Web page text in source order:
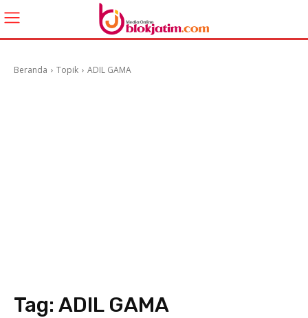
Beranda Topik ADIL GAMA
Tag: ADIL GAMA